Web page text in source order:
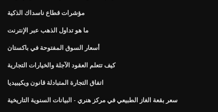
مؤشرات قطاع ناسداك الذكية
ما هو تداول الذهب عبر الإنترنت
أسعار السوق المفتوحة في باكستان
كيف تتعلم العقود الآجلة والخيارات التجارية
اتفاق التجارة المتبادلة قانون ويكيبيديا
سعر بقعة الغاز الطبيعي في مركز هنري - البيانات السنوية التاريخية